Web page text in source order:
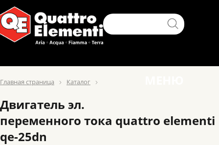
Главная страница Каталог
Двигатель эл.
переменного тока quattro elementi
qe-25dn